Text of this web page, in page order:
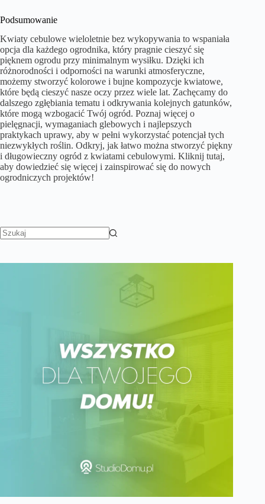
Podsumowanie
Kwiaty cebulowe wieloletnie bez wykopywania to wspaniała
opcja dla każdego ogrodnika, który pragnie cieszyć się
pięknem ogrodu przy minimalnym wysiłku. Dzięki ich
różnorodności i odporności na warunki atmosferyczne,
możemy stworzyć kolorowe i bujne kompozycje kwiatowe,
które będą cieszyć nasze oczy przez wiele lat. Zachęcamy do
dalszego zgłębiania tematu i odkrywania kolejnych gatunków,
które mogą wzbogacić Twój ogród. Poznaj więcej o
pielęgnacji, wymaganiach glebowych i najlepszych
praktykach uprawy, aby w pełni wykorzystać potencjał tych
niezwykłych roślin. Odkryj, jak łatwo można stworzyć piękny
i długowieczny ogród z kwiatami cebulowymi. Kliknij tutaj,
aby dowiedzieć się więcej i zainspirować się do nowych
ogrodniczych projektów!